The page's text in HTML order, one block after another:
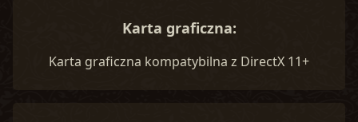
Karta graficzna:
Karta graficzna kompatybilna z DirectX 11+